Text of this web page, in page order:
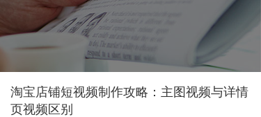
淘宝店铺短视频制作攻略：主图视频与详情
页视频区别